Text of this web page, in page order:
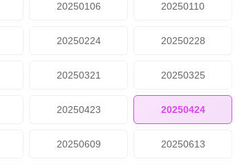
20250106 20250110
20250224 20250228
20250321 20250325
20250423 20250424
20250609 20250613